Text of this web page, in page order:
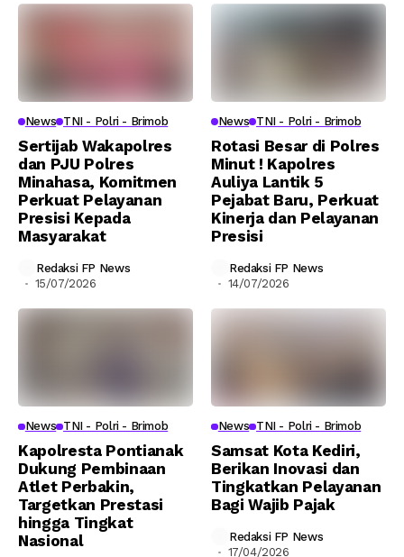
News TNI - Polri - Brimob
Sertijab Wakapolres
dan PJU Polres
Minahasa, Komitmen
Perkuat Pelayanan
Presisi Kepada
Masyarakat
Redaksi FP News
15/07/2026
News TNI - Polri - Brimob
Rotasi Besar di Polres
Minut ! Kapolres
Auliya Lantik 5
Pejabat Baru, Perkuat
Kinerja dan Pelayanan
Presisi
Redaksi FP News
14/07/2026
News TNI - Polri - Brimob
Kapolresta Pontianak
Dukung Pembinaan
Atlet Perbakin,
Targetkan Prestasi
hingga Tingkat
Nasional
News TNI - Polri - Brimob
Samsat Kota Kediri,
Berikan Inovasi dan
Tingkatkan Pelayanan
Bagi Wajib Pajak
Redaksi FP News
17/04/2026